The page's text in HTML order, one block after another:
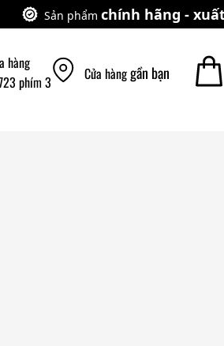
Sản phẩm chính hãng -
hàng
phím 3
Cửa hànggần bạn